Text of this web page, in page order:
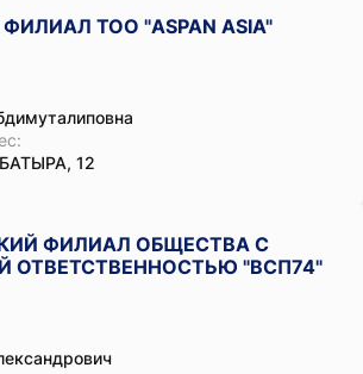
ТОО "ASPAN ASIA"
12
ФИЛИАЛ ОБЩЕСТВА С
ОТВЕТСТВЕННОСТЬЮ "ВСП74"